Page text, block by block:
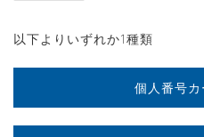
以下よりいずれか1種類
個人番号